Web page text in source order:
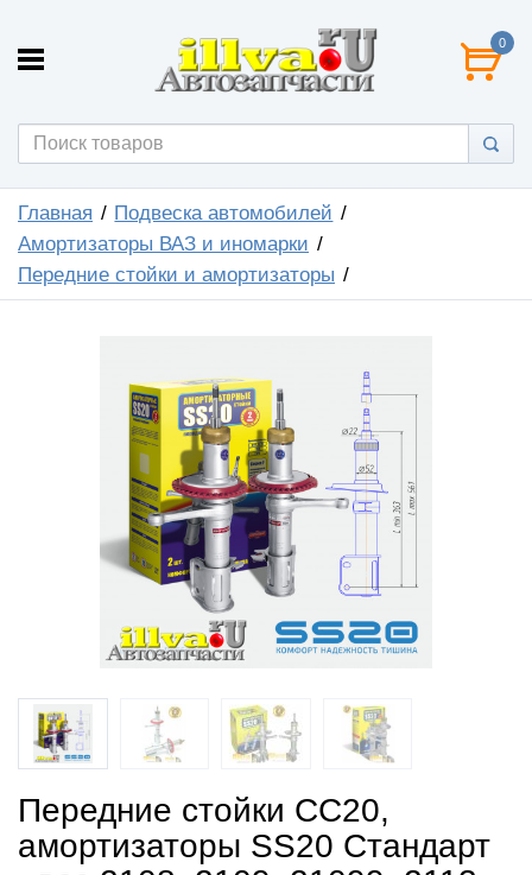
0
Главная
Подвеска автомобилей
Амортизаторы ВАЗ и иномарки
Передние стойки и амортизаторы
Передние стойки СС20,
амортизаторы SS20 Стандарт